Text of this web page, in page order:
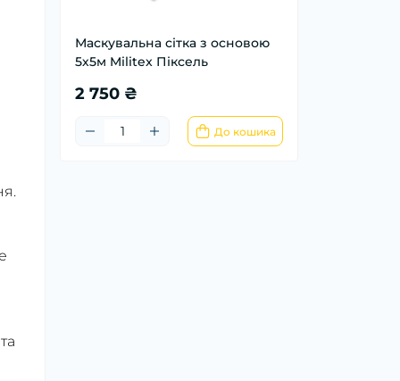
Маскувальна сітка з основою
5х5м Militex Піксель
2 750 ₴
До кошика